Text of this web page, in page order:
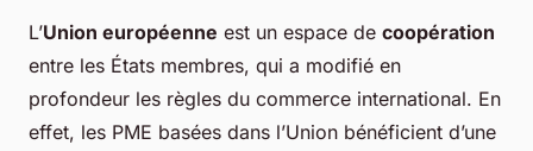
L’Union européenne est un espace de coopération
entre les États membres, qui a modifié en
profondeur les règles du commerce international. En
effet, les PME basées dans l’Union bénéficient d’une